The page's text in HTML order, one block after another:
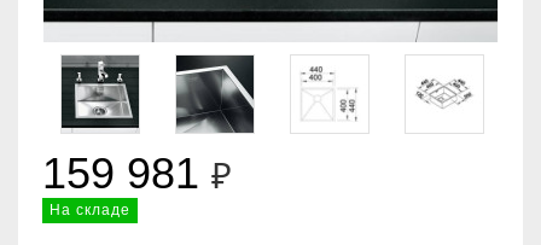
159 981 ₽
На складе